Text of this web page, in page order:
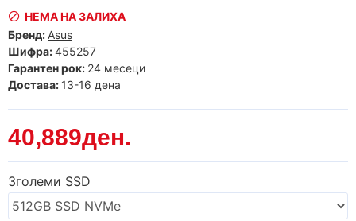
40,889ден.
НЕМА НА ЗАЛИХА
Бренд: Asus
Шифра:455257
Гарантен рок: 24 месеци
Достава: 13-16 дена
Зголеми SSD